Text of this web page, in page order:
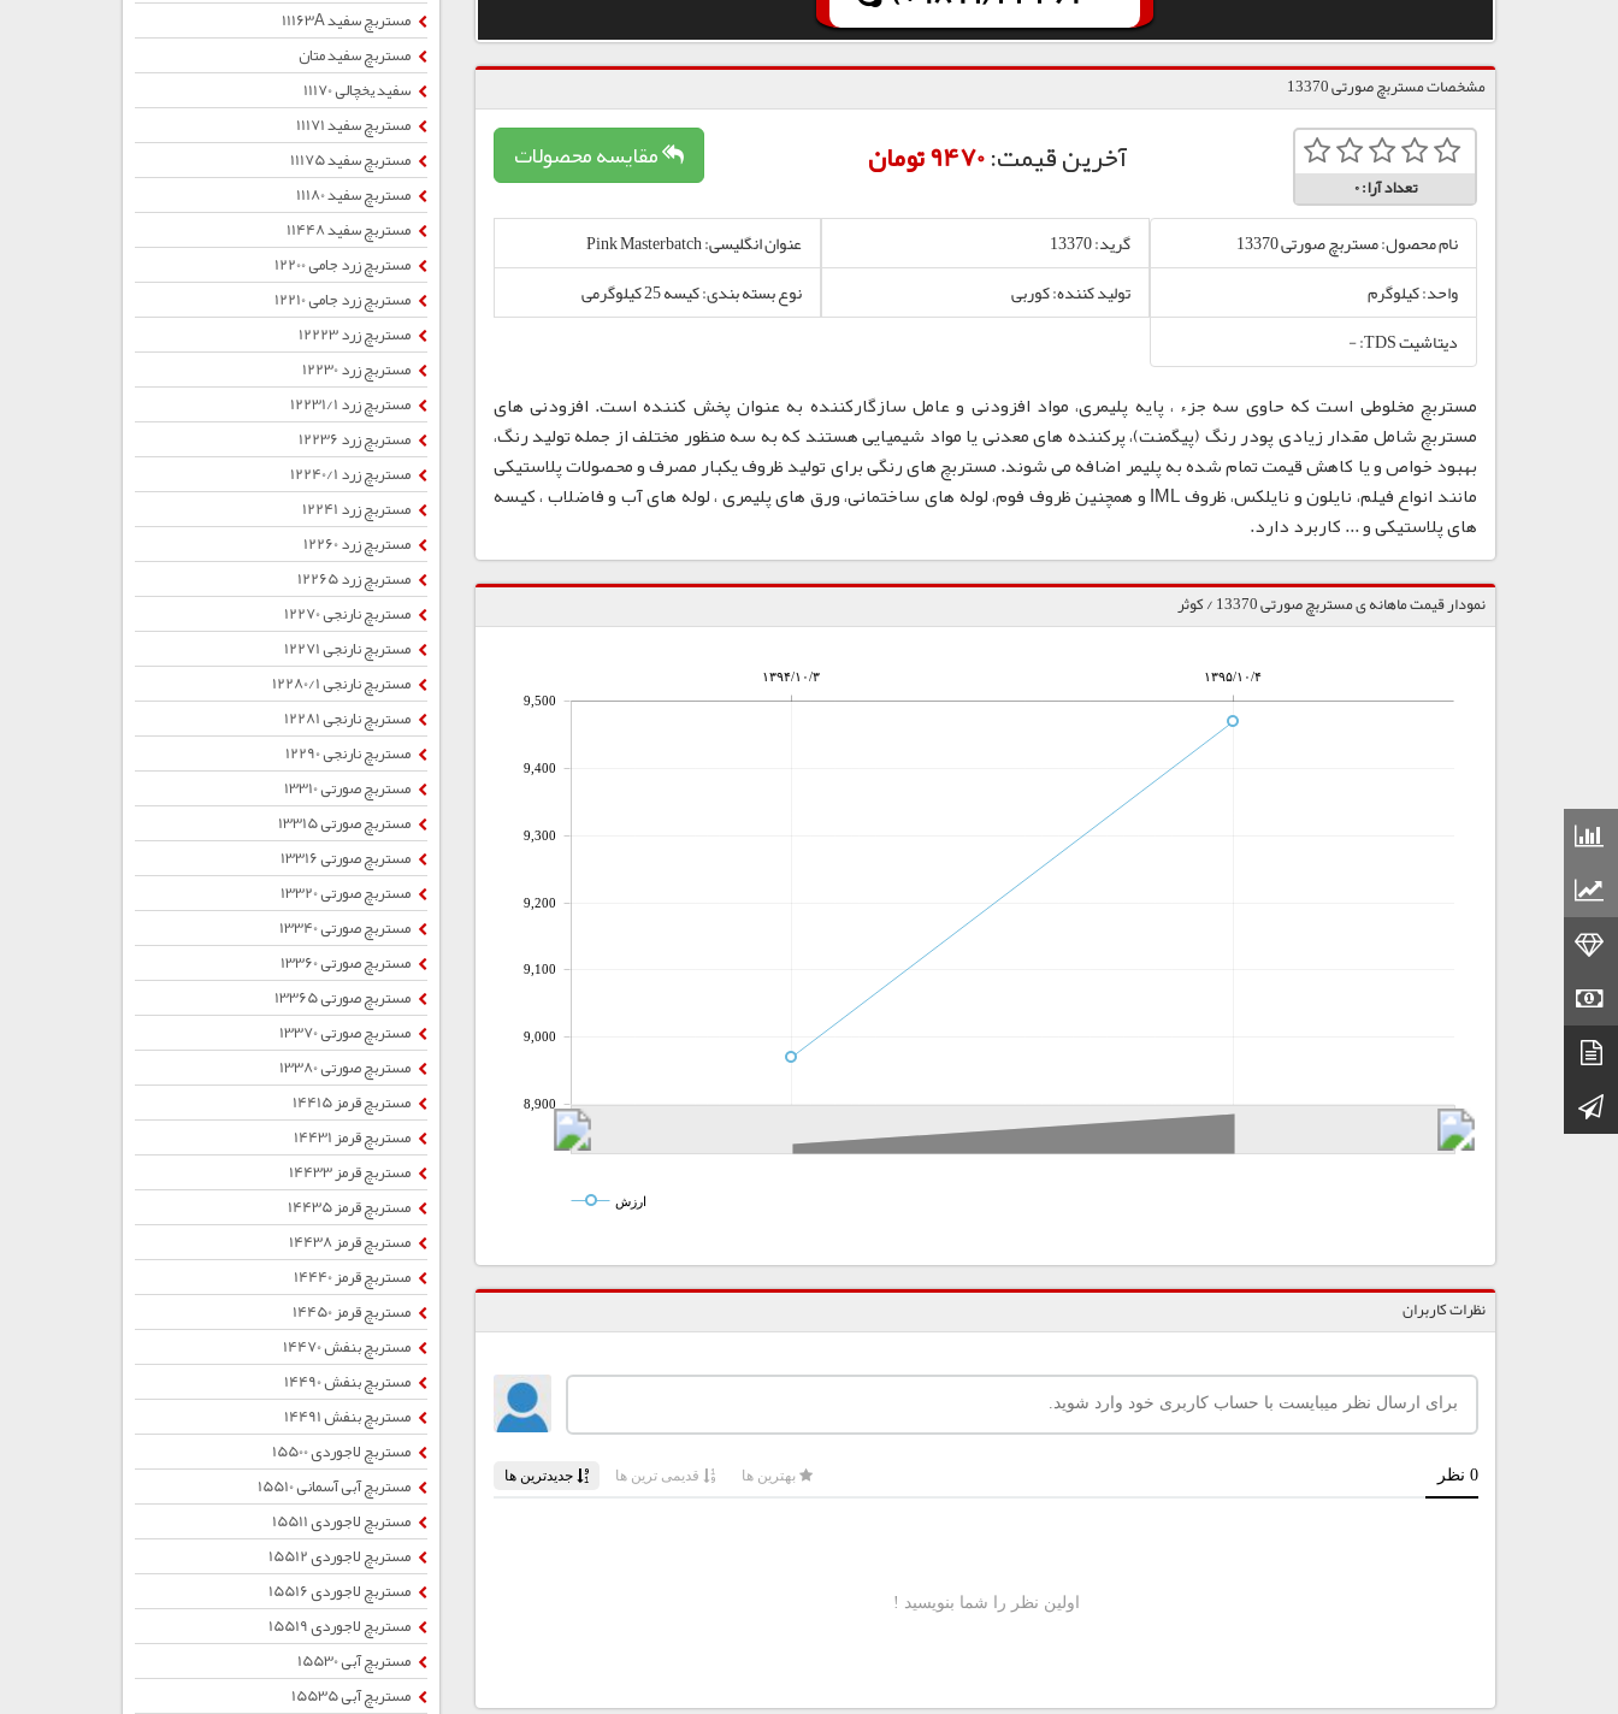
کانال تلگرام
مشخصات مستربچ صورتی 13370
تعداد آرا:0
مقایسه محصولات آخرین قیمت:9470 تومان
نام محصول: مستربچ صورتی 13370 گرید: 13370
عنوان انگلیسی: Pink Masterbatch
واحد: کیلوگرم
تولید کننده: کوربی
نوع بسته بندی: کیسه 25 کیلوگرمی
دیتاشیت TDS: -
مستربچ مخلوطی است که حاوی سه جزء ، پایه پلیمری، مواد افزودنی و عامل سازگارکننده به عنوان پخش کننده است. افزودنی های
مستربچ شامل مقدار زیادی پودر رنگ (پیگمنت)، پرکننده های معدنی یا مواد شیمیایی هستند که به سه منظور مختلف از جمله تولید رنگ،
بهبود خواص و یا کاهش قیمت تمام شده به پلیمر اضافه می شوند. مستربچ های رنگی برای تولید ظروف یکبار مصرف و محصولات پلاستیکی
مانند انواع فیلم، نایلون و نایلکس، ظروف IML و همچنین ظروف فوم، لوله های ساختمانی، ورق های پلیمری ، لوله های آب و فاضلاب ، کیسه
های پلاستیکی و ... کاربرد دارد.
نمودار قیمت ماهانه ی مستربچ صورتی 13370 / کوثر
۱۳۹۴/۱۰/۳ ۱۳۹۵/۱۰/۴
8,900
9,000
9,100
9,200
9,300
9,400
9,500
ارزش
نظرات کاربران
مستربچ سفید 11163A
مستربچ سفید متان
سفید یخچالی 11170
مستربچ سفید 11171
مستربچ سفید 11175
مستربچ سفید 11180
مستربچ سفید 11448
مستربچ زرد جامی 12200
مستربچ زرد جامی 12210
مستربچ زرد 12223
مستربچ زرد 12230
مستربچ زرد 12231/1
مستربچ زرد 12236
مستربچ زرد 12240/1
مستربچ زرد 12241
مستربچ زرد 12260
مستربچ زرد 12265
مستربچ نارنجی 12270
مستربچ نارنجی 12271
مستربچ نارنجی 12280/1
مستربچ نارنجی 12281
مستربچ نارنجی 12290
مستربچ صورتی 13310
مستربچ صورتی 13315
مستربچ صورتی 13316
مستربچ صورتی 13320
مستربچ صورتی 13340
مستربچ صورتی 13360
مستربچ صورتی 13365
مستربچ صورتی 13370
مستربچ صورتی 13380
مستربچ قرمز 14415
مستربچ قرمز 14431
مستربچ قرمز 14433
مستربچ قرمز 14435
مستربچ قرمز 14438
مستربچ قرمز 14440
مستربچ قرمز 14450
مستربچ بنفش 14470
مستربچ بنفش 14490
مستربچ بنفش 14491
مستربچ لاجوردی 15500
مستربچ آبی آسمانی 15510
مستربچ لاجوردی 15511
مستربچ لاجوردی 15512
مستربچ لاجوردی 15516
مستربچ لاجوردی 15519
مستربچ آبی 15530
مستربچ آبی 15535